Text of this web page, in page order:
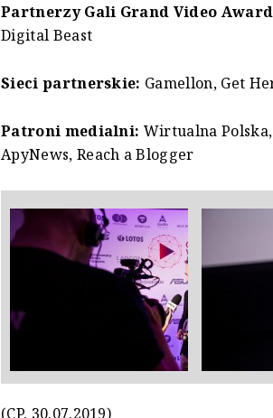
Partnerzy Gali Grand Video
Digital Beast
Sieci partnerskie: Gamellon, Get
Patroni medialni: Wirtualna
ApyNews, Reach a Blogger
(CP, 30.07.2019)